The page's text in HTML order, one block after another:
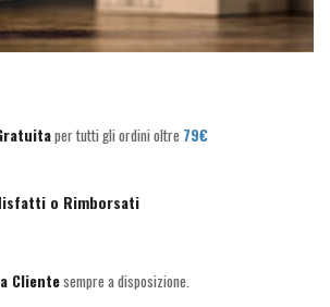
per tutti gli ordini oltre 79€
o Rimborsati
Clientesempre a disposizione.